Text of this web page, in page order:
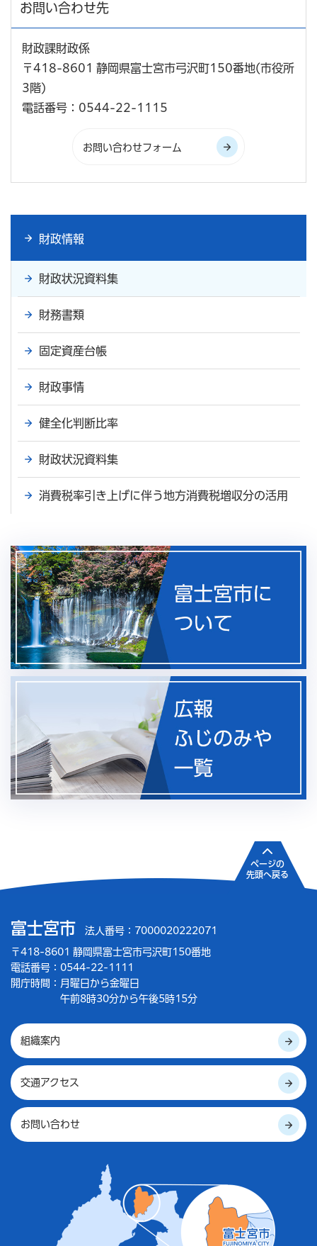
お問い合わせ先
財政課財政係
〒418-8601 静岡県富士宮市弓沢町150番地(市役所
3階)
電話番号：0544-22-1115
財政情報
財政状況資料集
財務書類
固定資産台帳
財政事情
健全化判断比率
財政状況資料集
消費税率引き上げに伴う地方消費税増収分の活用
富士宮市 法人番号：7000020222071
〒418-8601 静岡県富士宮市弓沢町150番地
電話番号：0544-22-1111
開庁時間： 月曜日から金曜日
午前8時30分から午後5時15分
組織案内
交通アクセス
お問い合わせ
ページの
先頭へ戻る